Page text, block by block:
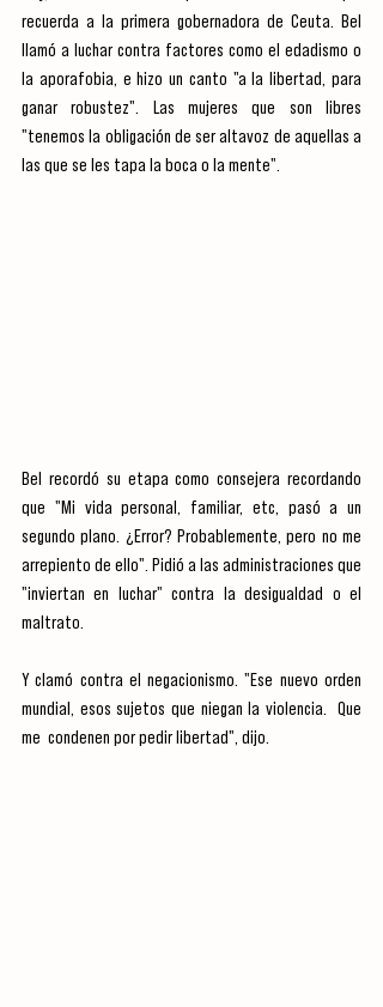
recuerda a la primera gobernadora de Ceuta. Bel
llamó a luchar contra factores como el edadismo o
la aporafobia, e hizo un canto "a la libertad, para
ganar robustez". Las mujeres que son libres
"tenemos la obligación de ser altavoz de aquellas a
las que se les tapa la boca o la mente".
Bel recordó su etapa como consejera recordando
que "Mi vida personal, familiar, etc, pasó a un
segundo plano. ¿Error? Probablemente, pero no me
arrepiento de ello". Pidió a las administraciones que
"inviertan en luchar" contra la desigualdad o el
maltrato.
Y clamó contra el negacionismo. "Ese nuevo orden
mundial, esos sujetos que niegan la violencia.  Que
me  condenen por pedir libertad", dijo.